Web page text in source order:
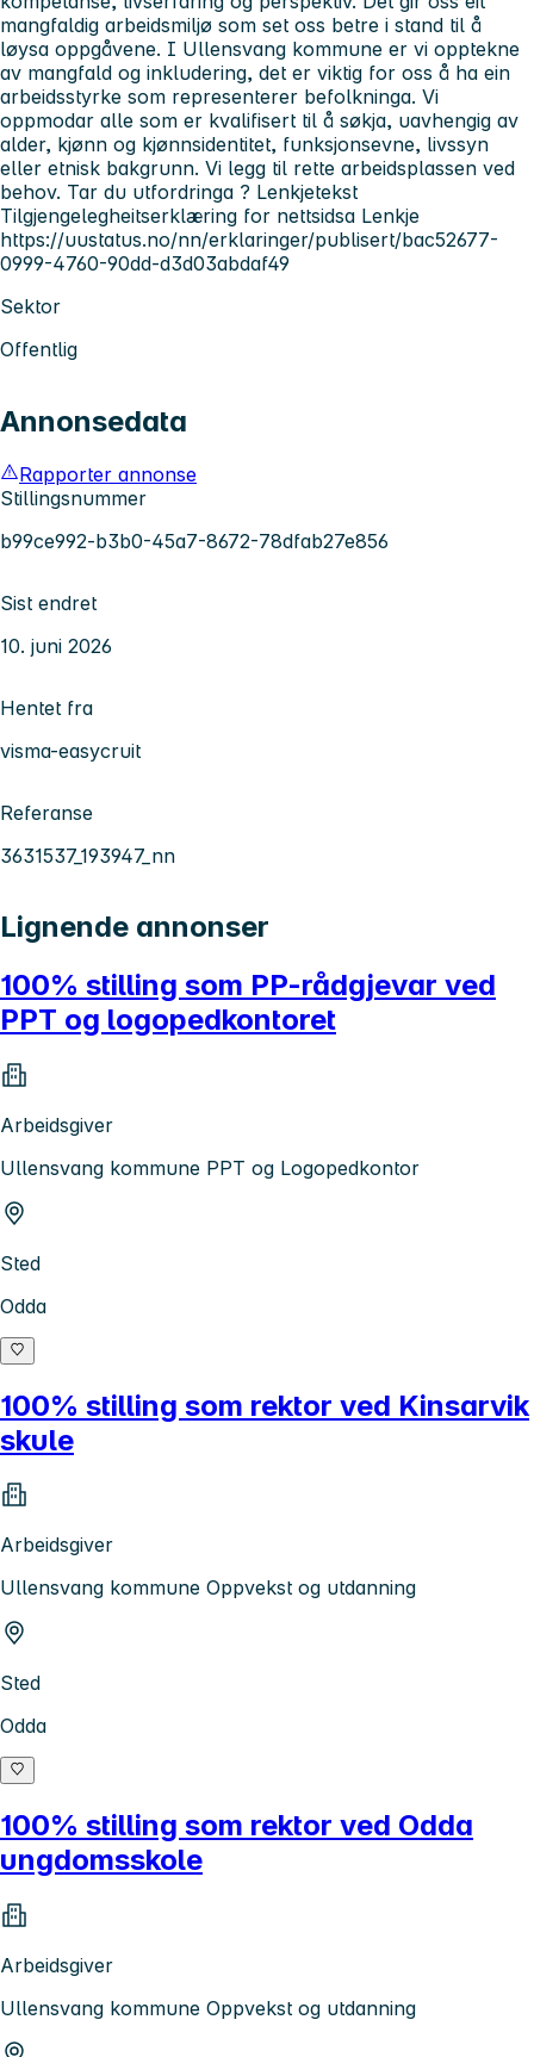
mangfaldig arbeidsmiljø som set oss betre i stand til å
løysa oppgåvene. I Ullensvang kommune er vi opptekne
av mangfald og inkludering, det er viktig for oss å ha ein
arbeidsstyrke som representerer befolkninga. Vi
oppmodar alle som er kvalifisert til å søkja, uavhengig av
alder, kjønn og kjønnsidentitet, funksjonsevne, livssyn
eller etnisk bakgrunn. Vi legg til rette arbeidsplassen ved
behov. Tar du utfordringa ? Lenkjetekst
Tilgjengelegheitserklæring for nettsidsa Lenkje
https://uustatus.no/nn/erklaringer/publisert/bac52677-
0999-4760-90dd-d3d03abdaf49
Sektor
Offentlig
Annonsedata
Rapporter annonse
Stillingsnummer
b99ce992-b3b0-45a7-8672-78dfab27e856
Sist endret
10. juni 2026
Hentet fra
visma-easycruit
Referanse
3631537_193947_nn
Lignende annonser
100% stilling som PP-rådgjevar ved
PPT og logopedkontoret
Arbeidsgiver
Ullensvang kommune PPT og Logopedkontor
Sted
Odda
100% stilling som rektor ved Kinsarvik
skule
Arbeidsgiver
Ullensvang kommune Oppvekst og utdanning
Sted
Odda
100% stilling som rektor ved Odda
ungdomsskole
Arbeidsgiver
Ullensvang kommune Oppvekst og utdanning